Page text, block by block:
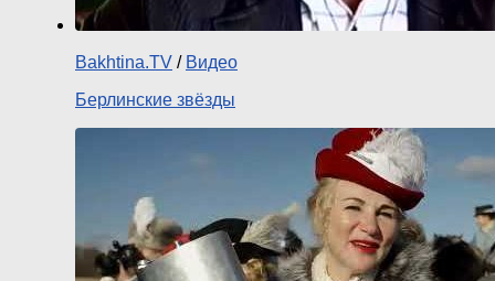
Bakhtina.TV / Видео
Берлинские звёзды